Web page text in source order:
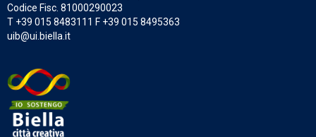
Codice Fisc. 81000290023
T +39 015 8483111 F +39 015 8495363
uib@ui.biella.it